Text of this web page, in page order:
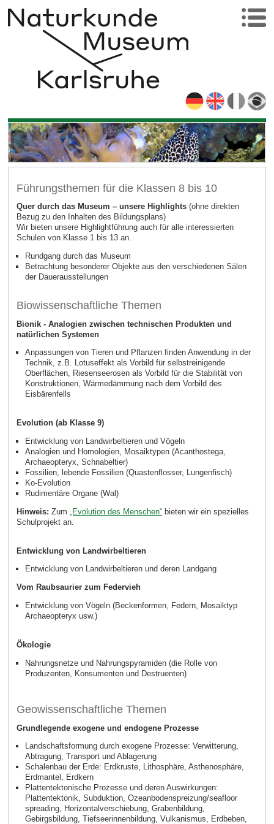
Führungsthemen für die Klassen 8 bis 10
Quer durch das Museum – unsere Highlights (ohne direkten
Bezug zu den Inhalten des Bildungsplans)
Wir bieten unsere Highlightführung auch für alle interessierten
Schulen von Klasse 1 bis 13 an.
Rundgang durch das Museum
Betrachtung besonderer Objekte aus den verschiedenen Sälen
der Dauerausstellungen
Biowissenschaftliche Themen
Bionik - Analogien zwischen technischen Produkten und
natürlichen Systemen
Anpassungen von Tieren und Pflanzen finden Anwendung in der
Technik, z.B. Lotuseffekt als Vorbild für selbstreinigende
Oberflächen, Riesenseerosen als Vorbild für die Stabilität von
Konstruktionen, Wärmedämmung nach dem Vorbild des
Eisbärenfells
Evolution (ab Klasse 9)
Entwicklung von Landwirbeltieren und Vögeln
Analogien und Homologien, Mosaiktypen (Acanthostega,
Archaeopteryx, Schnabeltier)
Fossilien, lebende Fossilien (Quastenflosser, Lungenfisch)
Ko-Evolution
Rudimentäre Organe (Wal)
Hinweis: Zum „Evolution des Menschen“bieten wir ein spezielles
Schulprojekt an.
Entwicklung von Landwirbeltieren
Entwicklung von Landwirbeltieren und deren Landgang
Vom Raubsaurier zum Federvieh
Entwicklung von Vögeln (Beckenformen, Federn, Mosaiktyp
Archaeopteryx usw.)
Ökologie
Nahrungsnetze und Nahrungspyramiden (die Rolle von
Produzenten, Konsumenten und Destruenten)
Geowissenschaftliche Themen
Grundlegende exogene und endogene Prozesse
Landschaftsformung durch exogene Prozesse: Verwitterung,
Abtragung, Transport und Ablagerung
Schalenbau der Erde: Erdkruste, Lithosphäre, Asthenosphäre,
Erdmantel, Erdkern
Plattentektonische Prozesse und deren Auswirkungen:
Plattentektonik, Subduktion, Ozeanbodenspreizung/seafloor
spreading, Horizontalverschiebung, Grabenbildung,
Gebirgsbildung, Tiefseerinnenbildung, Vulkanismus, Erdbeben,